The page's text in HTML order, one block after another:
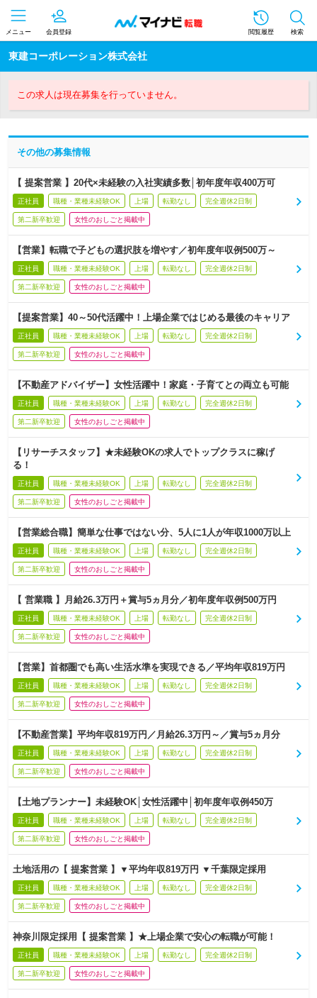
メニュー 会員登録 閲覧履歴 検索
東建コーポレーション株式会社
この求人は現在募集を行っていません。
その他の募集情報
【 提案営業 】20代×未経験の入社実績多数│初年度年収400万可
正社員 職種・業種未経験OK 上場 転勤なし 完全週休2日制
第二新卒歓迎 女性のおしごと掲載中
【営業】転職で子どもの選択肢を増やす／初年度年収例500万～
正社員 職種・業種未経験OK 上場 転勤なし 完全週休2日制
第二新卒歓迎 女性のおしごと掲載中
【提案営業】40～50代活躍中！上場企業ではじめる最後のキャリア
正社員 職種・業種未経験OK 上場 転勤なし 完全週休2日制
第二新卒歓迎 女性のおしごと掲載中
【不動産アドバイザー】女性活躍中！家庭・子育てとの両立も可能
正社員 職種・業種未経験OK 上場 転勤なし 完全週休2日制
第二新卒歓迎 女性のおしごと掲載中
【リサーチスタッフ】★未経験OKの求人でトップクラスに稼げ
る！
正社員 職種・業種未経験OK 上場 転勤なし 完全週休2日制
第二新卒歓迎 女性のおしごと掲載中
【営業総合職】簡単な仕事ではない分、5人に1人が年収1000万以上
正社員 職種・業種未経験OK 上場 転勤なし 完全週休2日制
第二新卒歓迎 女性のおしごと掲載中
【 営業職 】月給26.3万円＋賞与5ヵ月分／初年度年収例500万円
正社員 職種・業種未経験OK 上場 転勤なし 完全週休2日制
第二新卒歓迎 女性のおしごと掲載中
【営業】首都圏でも高い生活水準を実現できる／平均年収819万円
正社員 職種・業種未経験OK 上場 転勤なし 完全週休2日制
第二新卒歓迎 女性のおしごと掲載中
【不動産営業】平均年収819万円／月給26.3万円～／賞与5ヵ月分
正社員 職種・業種未経験OK 上場 転勤なし 完全週休2日制
第二新卒歓迎 女性のおしごと掲載中
【土地プランナー】未経験OK│女性活躍中│初年度年収例450万
正社員 職種・業種未経験OK 上場 転勤なし 完全週休2日制
第二新卒歓迎 女性のおしごと掲載中
土地活用の【 提案営業 】▼平均年収819万円 ▼千葉限定採用
正社員 職種・業種未経験OK 上場 転勤なし 完全週休2日制
第二新卒歓迎 女性のおしごと掲載中
神奈川限定採用【 提案営業 】★上場企業で安心の転職が可能！
正社員 職種・業種未経験OK 上場 転勤なし 完全週休2日制
第二新卒歓迎 女性のおしごと掲載中